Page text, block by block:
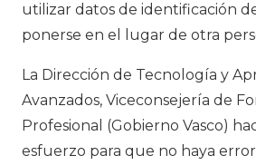
utilizar datos de identificación
ponerse en el lugar de otra
La Dirección de Tecnología y
Avanzados, Viceconsejería de
Profesional (Gobierno Vasco)
esfuerzo para que no haya